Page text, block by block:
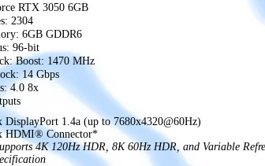
RTX 3050 6GB
2304
6GB GDDR6
96-bit
Boost: 1470 MHz
14 Gbps
4.0 8x
DisplayPort 1.4a (up to 7680x4320@60Hz)
HDMI® Connector*
4K 120Hz HDR, 8K 60Hz HDR, and Variable